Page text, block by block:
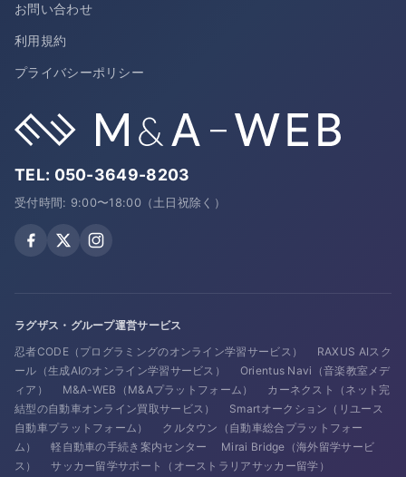
お問い合わせ
利用規約
プライバシーポリシー
TEL: 050-3649-8203
受付時間: 9:00〜18:00（土日祝除く）
ラグザス・グループ運営サービス
忍者CODE（プログラミングのオンライン学習サービス）
RAXUS AIスク
ール（生成AIのオンライン学習サービス）
Orientus Navi（音楽教室メデ
ィア）
M&A-WEB（M&Aプラットフォーム）
カーネクスト（ネット完
結型の自動車オンライン買取サービス）
Smartオークション（リユース
自動車プラットフォーム）
クルタウン（自動車総合プラットフォー
ム）
軽自動車の手続き案内センター
Mirai Bridge（海外留学サービ
ス）
サッカー留学サポート（オーストラリアサッカー留学）